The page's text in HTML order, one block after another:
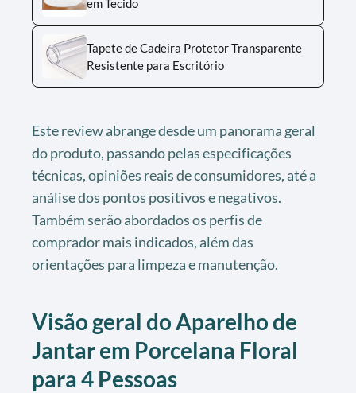
em Tecido
Tapete de Cadeira Protetor Transparente
Resistente para Escritório
Este review abrange desde um panorama geral
do produto, passando pelas especificações
técnicas, opiniões reais de consumidores, até a
análise dos pontos positivos e negativos.
Também serão abordados os perfis de
comprador mais indicados, além das
orientações para limpeza e manutenção.
Visão geral do Aparelho de
Jantar em Porcelana Floral
para 4 Pessoas